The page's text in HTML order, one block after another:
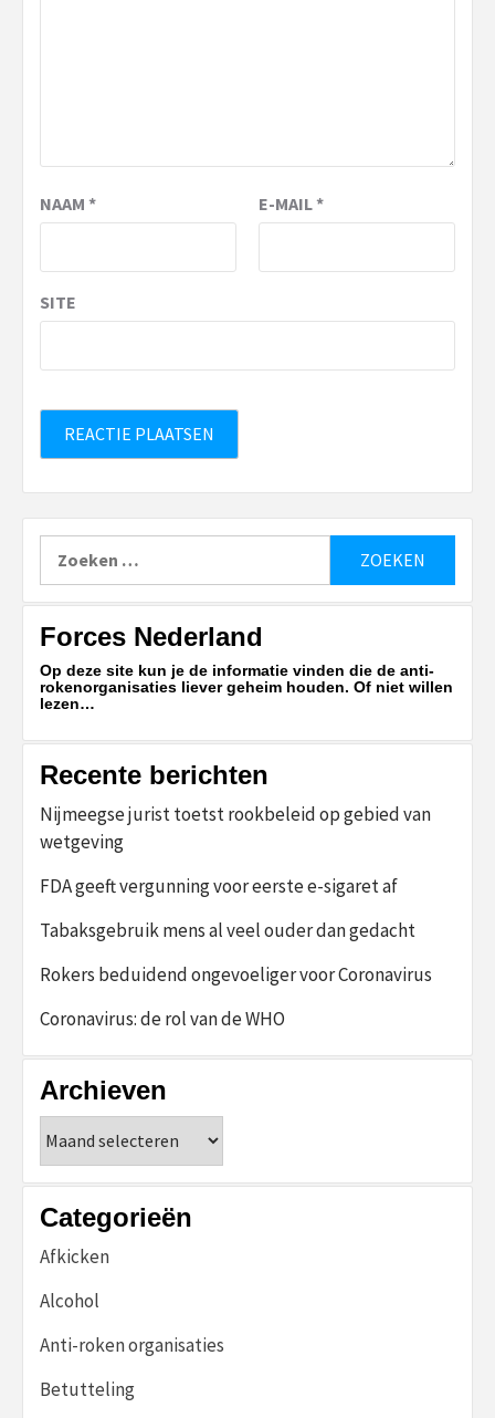
NAAM * E-MAIL*
SITE
naar:
Forces Nederland
Op deze site kun je de informatie vinden die de anti-
rokenorganisaties liever geheim houden. Of niet willen
lezen…
Recente berichten
Nijmeegse jurist toetst rookbeleid op gebied van
wetgeving
FDA geeft vergunning voor eerste e-sigaret af
Tabaksgebruik mens al veel ouder dan gedacht
Rokers beduidend ongevoeliger voor Coronavirus
Coronavirus: de rol van de WHO
Archieven
Categorieën
Afkicken
Alcohol
Anti-roken organisaties
Betutteling